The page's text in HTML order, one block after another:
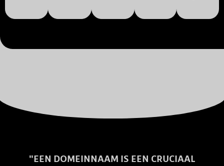
"EEN DOMEINNAAM IS EEN CRUCIAAL